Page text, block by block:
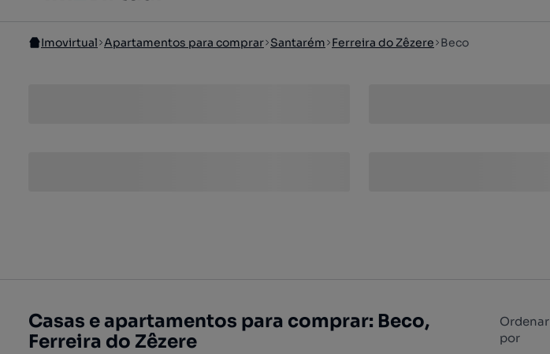
Imovirtual Apartamentos para comprar Santarém Ferreira do Zêzere Beco
Casas e apartamentos para comprar: Beco,
Ferreira do Zêzere
Ordenar
por